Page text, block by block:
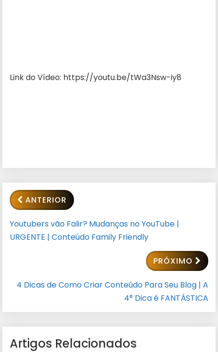
Link do Vídeo: https://youtu.be/tWa3Nsw-iy8
ANTERIOR
Youtubers vão Falir? Mudanças no YouTube |
URGENTE | Conteúdo Family Friendly
PRÓXIMO
4 Dicas de Como Criar Conteúdo Para Seu Blog | A
4° Dica é FANTÁSTICA
Artigos Relacionados